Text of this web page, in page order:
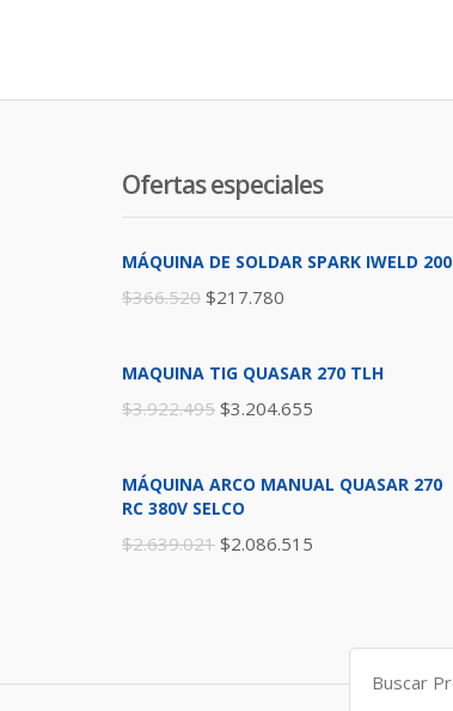
Ofertas especiales
MÁQUINA DE SOLDAR SPARK IWELD 200
$366.520 $217.780
MAQUINA TIG QUASAR 270 TLH
$3.922.495 $3.204.655
MÁQUINA ARCO MANUAL QUASAR 270
RC 380V SELCO
$2.639.021 $2.086.515
Search
for: